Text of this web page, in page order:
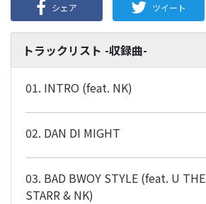
シェア ツイート
トラックリスト -収録曲-
01. INTRO (feat. NK)
02. DAN DI MIGHT
03. BAD BWOY STYLE (feat. U THE
STARR & NK)